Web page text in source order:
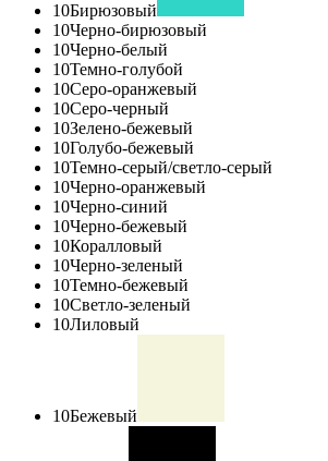
10Бирюзовый
10Черно-бирюзовый
10Черно-белый
10Темно-голубой
10Серо-оранжевый
10Серо-черный
10Зелено-бежевый
10Голубо-бежевый
10Темно-серый/светло-серый
10Черно-оранжевый
10Черно-синий
10Черно-бежевый
10Коралловый
10Черно-зеленый
10Темно-бежевый
10Светло-зеленый
10Лиловый
10Бежевый